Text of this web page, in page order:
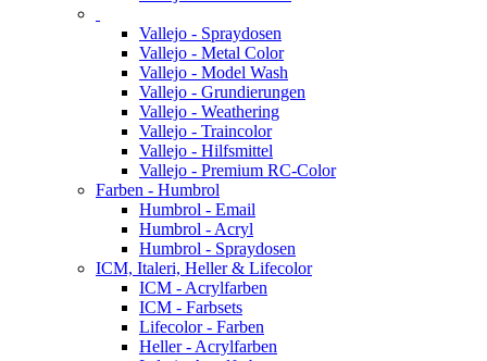
Vallejo - Spraydosen
Vallejo - Metal Color
Vallejo - Model Wash
Vallejo - Grundierungen
Vallejo - Weathering
Vallejo - Traincolor
Vallejo - Hilfsmittel
Vallejo - Premium RC-Color
Farben - Humbrol
Humbrol - Email
Humbrol - Acryl
Humbrol - Spraydosen
ICM, Italeri, Heller & Lifecolor
ICM - Acrylfarben
ICM - Farbsets
Lifecolor - Farben
Heller - Acrylfarben